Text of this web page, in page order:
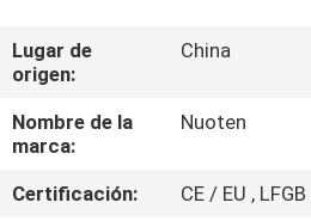
VÍDEOS
SOBRE
NOSOTROS
Lugar de
origen:
China
Nombre de la
marca:
Nuoten
Certificación:
CE / EU ,